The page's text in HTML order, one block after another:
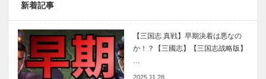
新着記事
【三国志 真戦】早期決着は悪なの
か！？【三國志】【三国志战略版】
…
2025.11.28